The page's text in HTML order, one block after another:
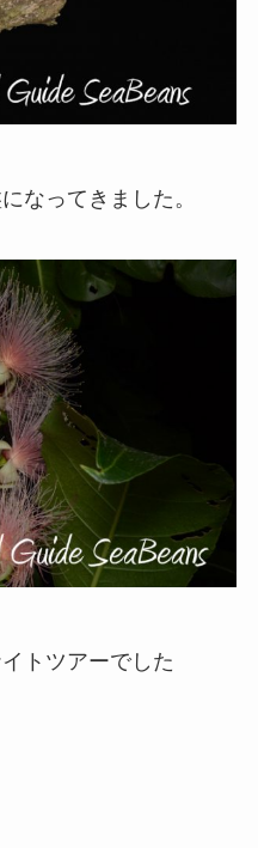
なってきました。
トツアーでした